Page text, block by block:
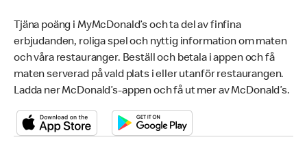
Tjäna poäng i MyMcDonald’s och ta del av finfina
erbjudanden, roliga spel och nyttig information om maten
och våra restauranger. Beställ och betala i appen och få
maten serverad på vald plats i eller utanför restaurangen.
Ladda ner McDonald’s-appen och få ut mer av McDonald’s.